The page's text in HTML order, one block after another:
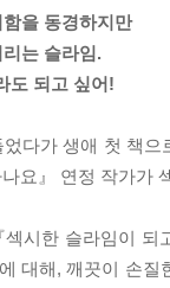
을 동경하지만
는 슬라임.
도 되고 싶어!
다가 생애 첫 책
요』 연정 작가가
시한 슬라임이
대해, 깨끗이 손